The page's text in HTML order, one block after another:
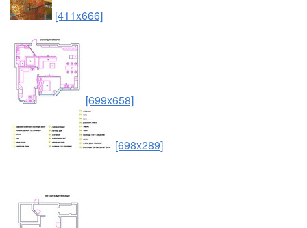
[411x666]
[699x658]
[698x289]